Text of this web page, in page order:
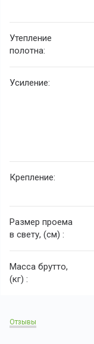
Утепление
полотна:
Усиление:
Крепление:
Размер проема
в свету, (см) :
Масса брутто,
(кг) :
Отзывы